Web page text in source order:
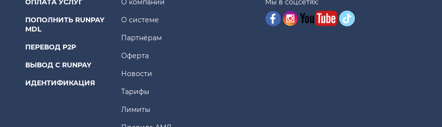
ОПЛАТА УСЛУГ
ПОПОЛНИТЬ RUNPAY
MDL
ПЕРЕВОД P2P
ВЫВОД С RUNPAY
ИДЕНТИФИКАЦИЯ
О компании
О системе
Партнёрам
Оферта
Новости
Тарифы
Лимиты
Мы в соцсетях: